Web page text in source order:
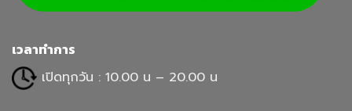
เวลาทำการ
เปิดทุกวัน : 10.00 น – 20.00 น